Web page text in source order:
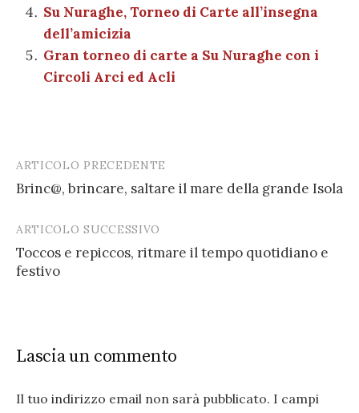
Su Nuraghe, Torneo di Carte all’insegna
dell’amicizia
Gran torneo di carte a Su Nuraghe con i
Circoli Arci ed Acli
Post
navigation
ARTICOLO PRECEDENTE
Brinc@, brincare, saltare il mare della grande Isola
ARTICOLO SUCCESSIVO
Toccos e repiccos, ritmare il tempo quotidiano e
festivo
Lascia un commento
Il tuo indirizzo email non sarà pubblicato. I campi